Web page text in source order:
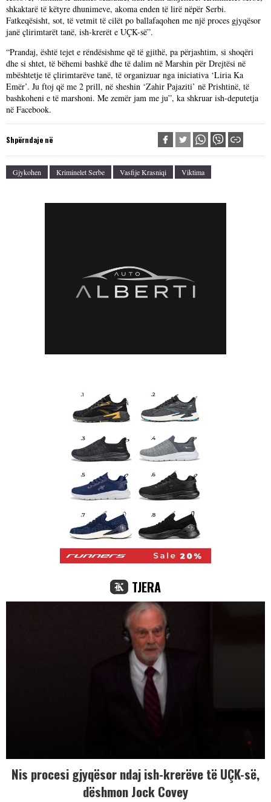
shkaktarë të këtyre dhunimeve, akoma enden të lirë nëpër Serbi.
Fatkeqësisht, sot, të vetmit të cilët po ballafaqohen me një proces gjyqësor
janë çlirimtarët tanë, ish-krerët e UÇK-së”.
“Prandaj, është tejet e rëndësishme që të gjithë, pa përjashtim, si shoqëri
dhe si shtet, të bëhemi bashkë dhe të dalim në Marshin për Drejtësi në
mbështetje të çlirimtarëve tanë, të organizuar nga iniciativa ‘Liria Ka
Emër’. Ju ftoj që me 2 prill, në sheshin ‘Zahir Pajaziti’ në Prishtinë, të
bashkoheni e të marshoni. Me zemër jam me ju”, ka shkruar ish-deputetja
në Facebook.
Shpërndaje në
Gjykohen Kriminelet Serbe Vasfije Krasniqi Viktima
TJERA
Nis procesi gjyqësor ndaj ish-krerëve të UÇK-së,
dëshmon Jock Covey